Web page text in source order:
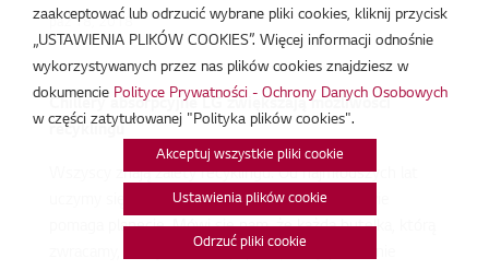
paź 18, 2018
absorpcyjne LG zwiększają możliwości
recyklingu
Wszyscy znają zalety recyklingu. Od najmłodszych lat
uczymy się, że każda nasza decyzja w tej sprawie
pomaga planecie. Mówi się nam, że każda butelka, którą
zwracamy, każdy skrawek papieru, który ponownie
zaakceptować lub odrzucić wybrane pliki cookies, kliknij przycisk
„USTAWIENIA PLIKÓW COOKIES”. Więcej informacji odnośnie
wykorzystywanych przez nas plików cookies znajdziesz w
dokumencie Polityce Prywatności - Ochrony Danych Osobowych
w części zatytułowanej "Polityka plików cookies".
Akceptuj wszystkie pliki cookie
Ustawienia plików cookie
Odrzuć pliki cookie